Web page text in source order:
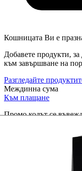
Кошницата Ви е
Добавете продукти,
към завършване на
Разгледайте
Междинна сума
Към плащане
Промо кодът се